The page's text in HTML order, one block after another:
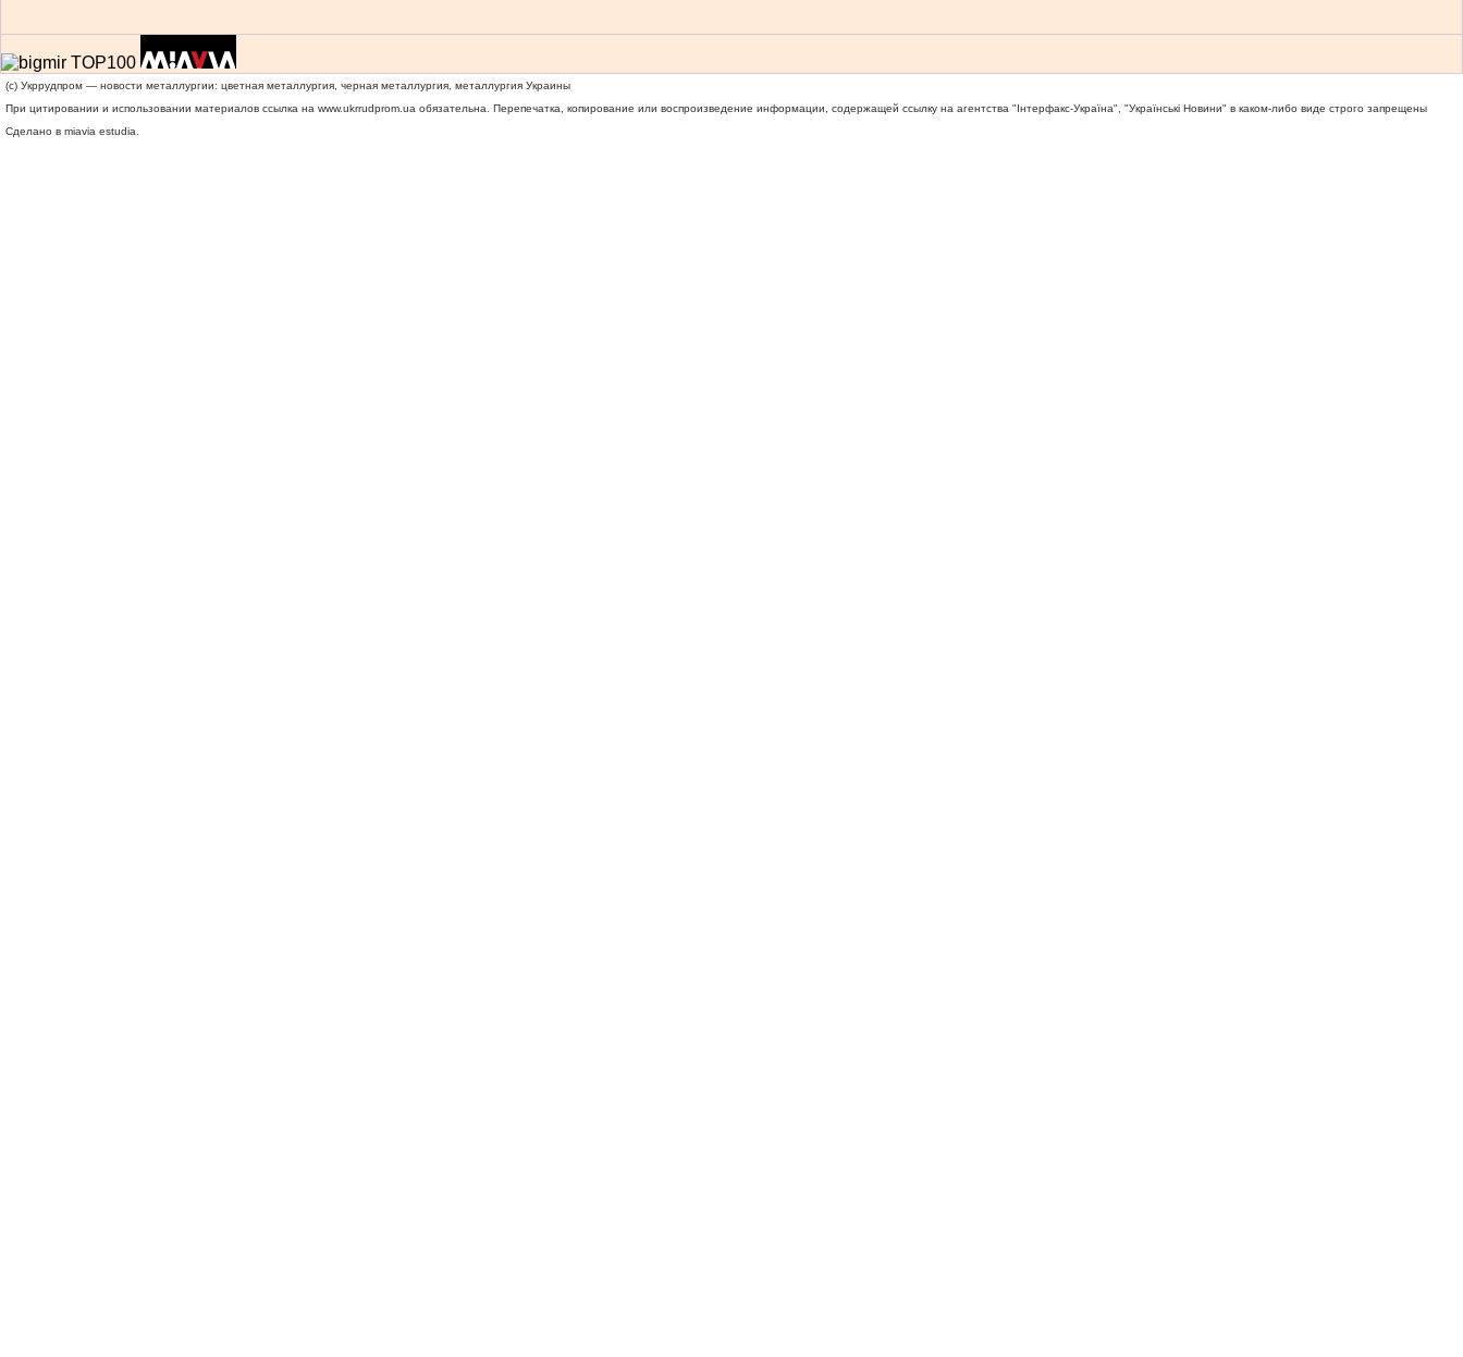
(c) Укррудпром — новости металлургии: цветная металлургия, черная металлургия, металлургия Украины
При цитировании и использовании материалов ссылка на www.ukrrudprom.ua обязательна. Перепечатка, копирование или воспроизведение информации, содержащей ссылку на агентства "Iнтерфакс-Україна", "Українськi Новини" в каком-либо виде строго запрещены
Сделано в miavia estudia.